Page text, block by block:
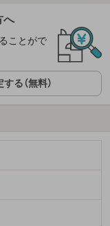
へ
ことがで
る（無料）